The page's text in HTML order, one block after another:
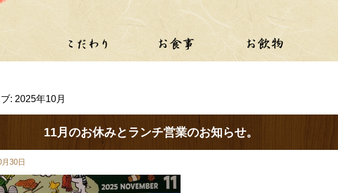
: 2025年10月
11月のお休みとランチ営業のお知らせ。
30日